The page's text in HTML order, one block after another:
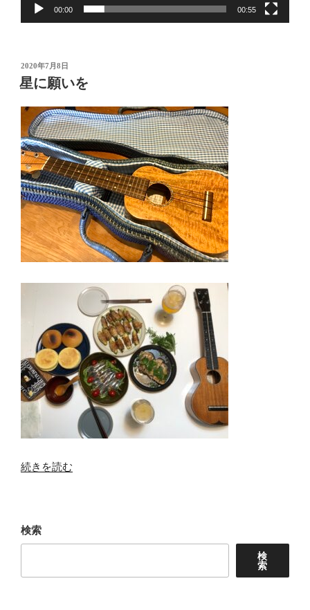
00:00 00:55
投
稿
日:
2020年7月8日
星に願いを
“星
を”
続きを読む
検索
検
索